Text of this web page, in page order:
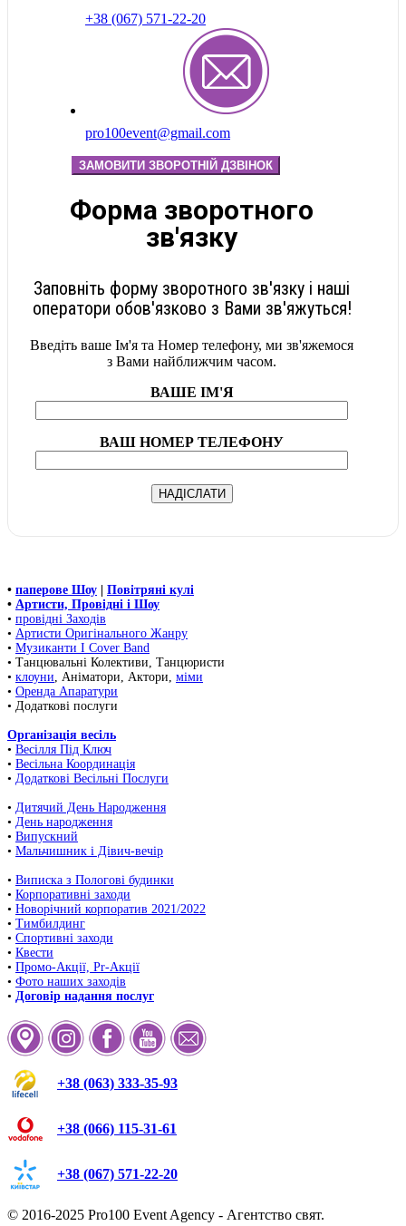
+38 (067) 571-22-20
pro100event@gmail.com
ЗАМОВИТИ ЗВОРОТНІЙ ДЗВІНОК
Форма зворотного
зв'язку
Заповніть форму зворотного зв'язку і наші
оператори обов'язково з Вами зв'яжуться!
Введіть ваше Ім'я та Номер телефону, ми зв'яжемося
з Вами найближчим часом.
ВАШЕ ІМ'Я
ВАШ НОМЕР ТЕЛЕФОНУ
• паперове Шоу
Повітряні кулі
• Артисти, Провідні і Шоу
• провідні Заходів
• Артисти Оригінального Жанру
• Музиканти І Cover Band
• Танцювальні Колективи, Танцюристи
• клоуни, Аніматори, Актори, міми
• Оренда Апаратури
• Додаткові послуги
Організація весіль
• Весілля Під Ключ
• Весільна Координація
• Додаткові Весільні Послуги
• Дитячий День Народження
• День народження
• Випускний
• Мальчишник і Дівич-вечір
• Виписка з Пологові будинки
• Корпоративні заходи
• Новорічний корпоратив 2021/2022
• Тимбилдинг
• Спортивні заходи
• Квести
• Промо-Акції, Pr-Акції
• Фото наших заходів
• Договір надання послуг
+38 (063) 333-35-93
+38 (066) 115-31-61
+38 (067) 571-22-20
© 2016-2025 Pro100 Event Agency - Агентство свят.